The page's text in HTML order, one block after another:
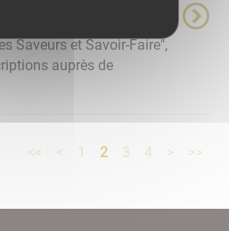
ANNULÉ Les 14 et
deuxième Marché
Saveurs et Savoir-Faire",
auprès de
<< < 1 2 3 4 > >>